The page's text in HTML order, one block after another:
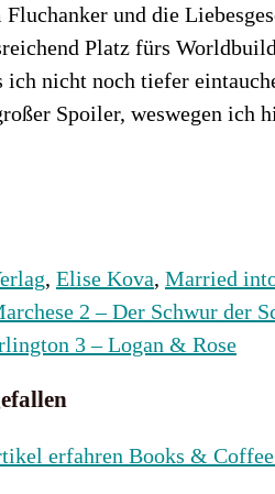
Fluchanker und die
Platz fürs
ich nicht noch tiefer
Spoiler, weswegen ich
, Elise Kova, Married
2 – Der Schwur der
3 – Logan & Rose